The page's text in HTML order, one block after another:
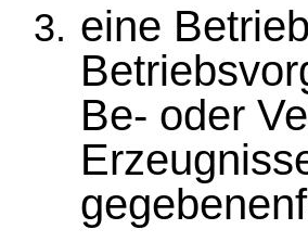
eine
Be- oder